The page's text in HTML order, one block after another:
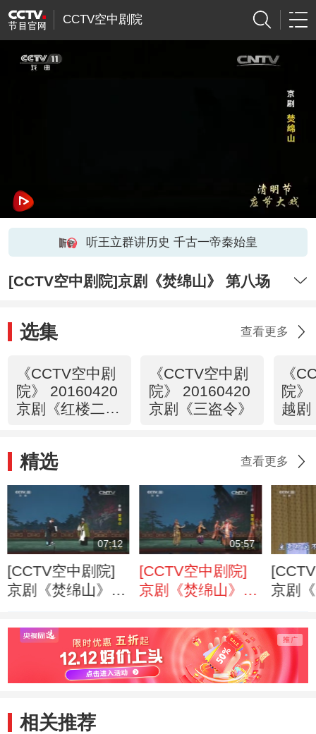
CCTV空中剧院
听王立群讲历史 千古一帝秦始皇
[CCTV空中剧院]京剧《焚绵山》 第八场
选集 查看更多
《CCTV空中剧
院》 20160420
京剧《红楼二
《CCTV空中剧
院》 20160420
京剧《三盗令》
《
院》
越剧
精选 查看更多
07:12
[CCTV空中剧院]
京剧《焚绵山》
05:57
[CCTV空中剧院]
京剧《焚绵山》
京剧
相关推荐